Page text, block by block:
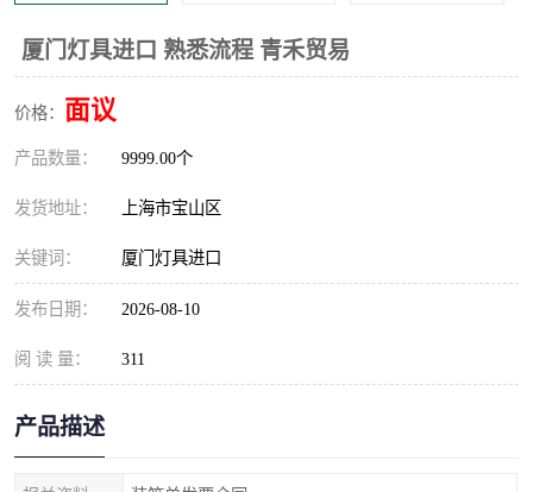
厦门灯具进口 熟悉流程 青禾贸易
价格： 面议
产品数量： 9999.00个
发货地址： 上海市宝山区
关键词： 厦门灯具进口
发布日期： 2026-08-10
阅 读 量： 311
产品描述